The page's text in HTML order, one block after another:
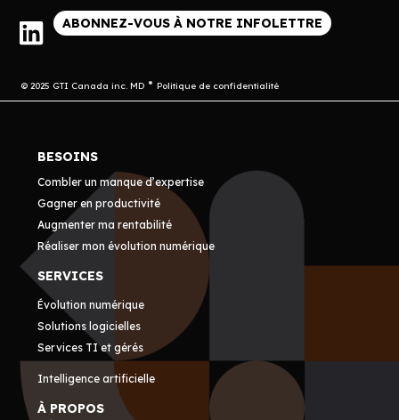
ABONNEZ-VOUS À NOTRE INFOLETTRE
© 2025 GTI Canada inc. MD Politique de confidentialité
BESOINS
Combler un manque d’expertise
Gagner en productivité
Augmenter ma rentabilité
Réaliser mon évolution numérique
SERVICES
Évolution numérique
Solutions logicielles
Services TI et gérés
Intelligence artificielle
À PROPOS